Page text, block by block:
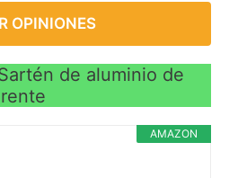
OPINIONES
de aluminio de
AMAZON